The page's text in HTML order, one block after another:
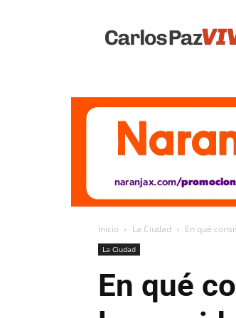
Vivo
Inicio La Ciudad En qué
La Ciudad
En qué